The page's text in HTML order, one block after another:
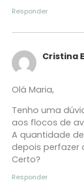
Responder
Cristina
Olá Maria,
Tenho uma
aos flocos de
A quantidade
depois perfazer
Certo?
Responder